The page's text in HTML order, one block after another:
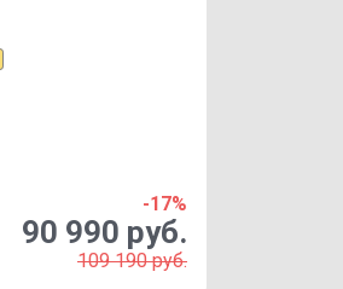
-17%
90 990 руб.
109 190 руб.